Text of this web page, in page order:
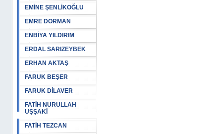
EMİNE ŞENLİKOĞLU
EMRE DORMAN
ENBİYA YILDIRIM
ERDAL SARIZEYBEK
ERHAN AKTAŞ
FARUK BEŞER
FARUK DİLAVER
FATİH NURULLAH
UŞŞAKİ
FATİH TEZCAN